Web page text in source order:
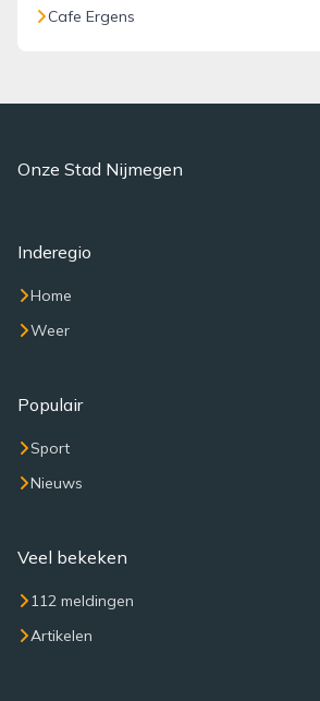
Cafe Ergens
Onze Stad Nijmegen
Inderegio
Home
Weer
Populair
Sport
Nieuws
Veel bekeken
112 meldingen
Artikelen